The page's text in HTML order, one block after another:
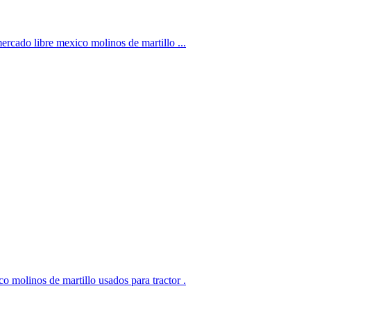
libre mexico molinos de martillo ...
molinos de martillo usados para tractor .